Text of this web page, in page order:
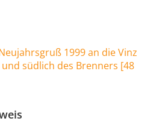
1999 an die Vinz
südlich des Brenners [48